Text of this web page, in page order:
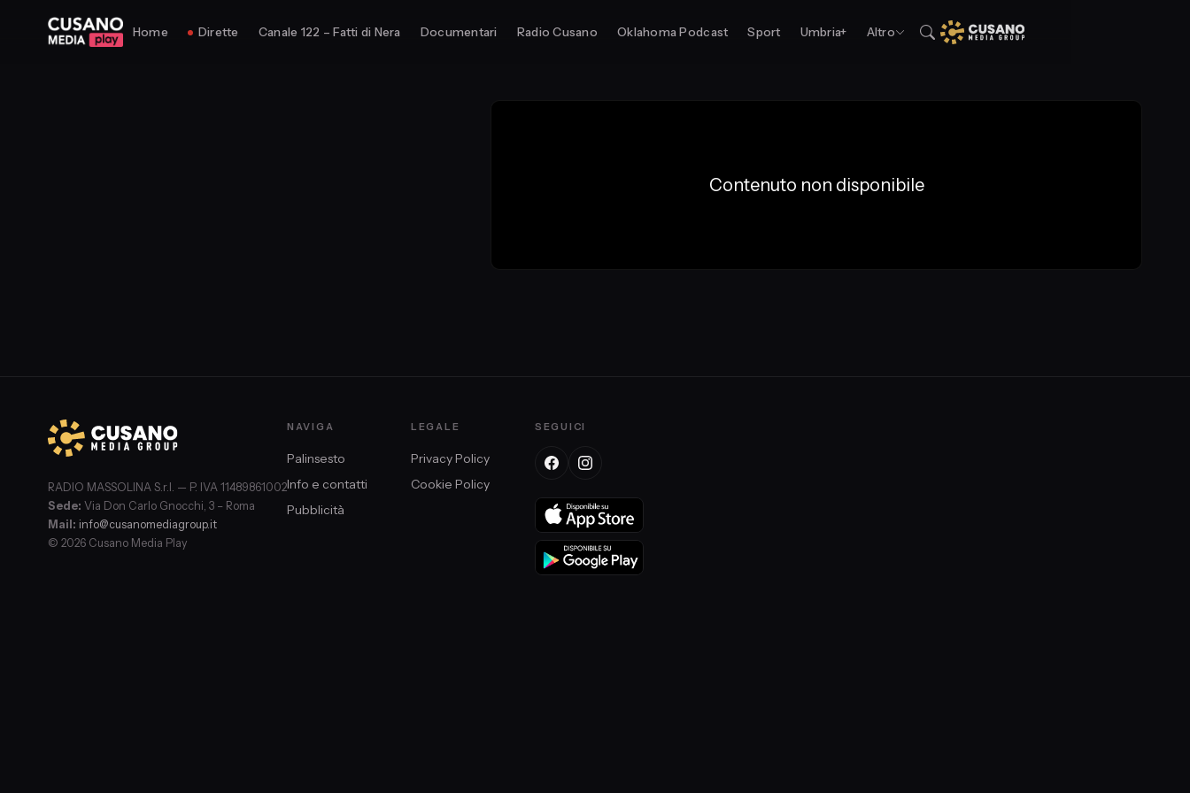
Home Dirette Canale 122 – Fatti di Nera Documentari Radio Cusano Oklahoma Podcast Sport Umbria+ Altro
Contenuto non disponibile
RADIO MASSOLINA S.r.l. — P. IVA 11489861002
Sede: Via Don Carlo Gnocchi, 3 – Roma
Mail: info@cusanomediagroup.it
© 2026 Cusano Media Play
NAVIGA
Palinsesto
Info e contatti
Pubblicità
LEGALE
Privacy Policy
Cookie Policy
SEGUICI